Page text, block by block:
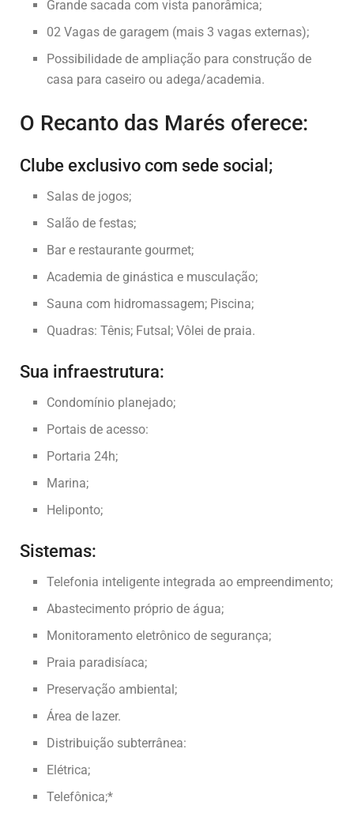
Grande sacada com vista panorâmica;
02 Vagas de garagem (mais 3 vagas externas);
Possibilidade de ampliação para construção de
casa para caseiro ou adega/academia.
O Recanto das Marés oferece:
Clube exclusivo com sede social;
Salas de jogos;
Salão de festas;
Bar e restaurante gourmet;
Academia de ginástica e musculação;
Sauna com hidromassagem; Piscina;
Quadras: Tênis; Futsal; Vôlei de praia.
Sua infraestrutura:
Condomínio planejado;
Portais de acesso:
Portaria 24h;
Marina;
Heliponto;
Sistemas:
Telefonia inteligente integrada ao empreendimento;
Abastecimento próprio de água;
Monitoramento eletrônico de segurança;
Praia paradisíaca;
Preservação ambiental;
Área de lazer.
Distribuição subterrânea:
Elétrica;
Telefônica;*